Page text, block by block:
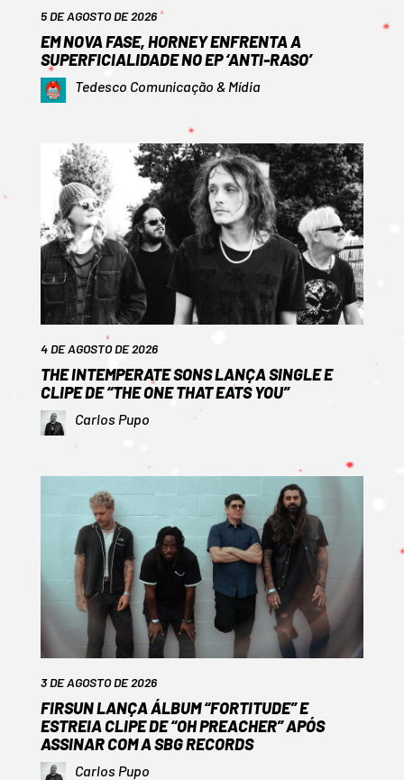
5 DE AGOSTO DE 2026
EM NOVA FASE, HORNEY ENFRENTA A
SUPERFICIALIDADE NO EP ‘ANTI-RASO’
Tedesco Comunicação & Mídia
4 DE AGOSTO DE 2026
THE INTEMPERATE SONS LANÇA SINGLE E
CLIPE DE “THE ONE THAT EATS YOU”
Carlos Pupo
3 DE AGOSTO DE 2026
FIRSUN LANÇA ÁLBUM “FORTITUDE” E
ESTREIA CLIPE DE “OH PREACHER” APÓS
ASSINAR COM A SBG RECORDS
Carlos Pupo